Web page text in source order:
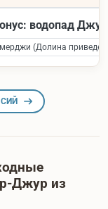
водопад
(Долина
Джур из